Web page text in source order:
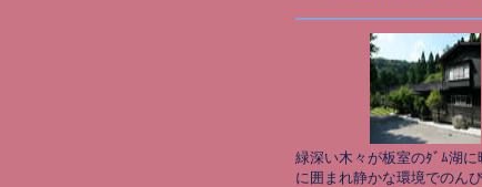
緑深い木々が板室のﾀﾞﾑ湖
に囲まれ静かな環境でのん